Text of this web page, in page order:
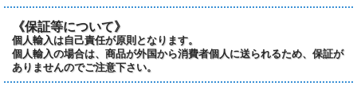
《保証等について》
個人輸入は自己責任が原則となります。
個人輸入の場合は、商品が外国から消費者個人に送られるため、保証が
ありませんのでご注意下さい。